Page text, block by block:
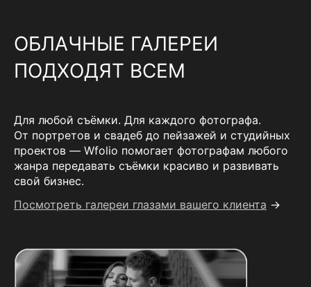
ОБЛАЧНЫЕ ГАЛЕРЕИ
ПОДХОДЯТ ВСЕМ
Для любой съёмки. Для каждого фотографа.
От портретов и свадеб до пейзажей и студийных
проектов — Wfolio помогает фотографам любого
жанра передавать съёмки красиво и развивать
свой бизнес.
Посмотреть галереи глазами вашего клиента →